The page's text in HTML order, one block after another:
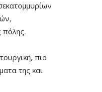
πόλης.
πιο
της και